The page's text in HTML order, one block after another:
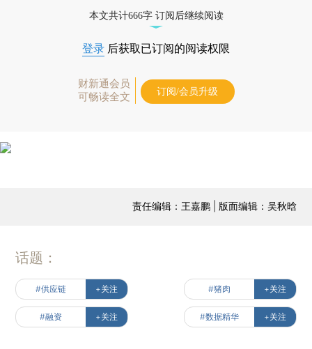
本文共计666字 订阅后继续阅读
登录 后获取已订阅的阅读权限
财新通会员
可畅读全文
订阅/会员升级
责任编辑：王嘉鹏 | 版面编辑：吴秋晗
话题：
#供应链 +关注 #猪肉 +关注
#融资 +关注 #数据精华 +关注